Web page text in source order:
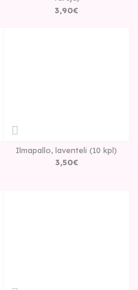
3,90€
Ilmapallo, laventeli (10 kpl)
3,50€